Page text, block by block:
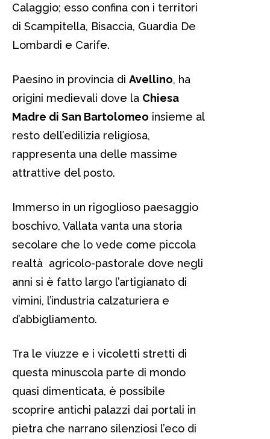
Calaggio; esso confina con i territori
di Scampitella, Bisaccia, Guardia De
Lombardi e Carife.
Paesino in provincia di Avellino, ha
origini medievali dove la Chiesa
Madre di San Bartolomeo insieme al
resto dell’edilizia religiosa,
rappresenta una delle massime
attrattive del posto.
Immerso in un rigoglioso paesaggio
boschivo, Vallata vanta una storia
secolare che lo vede come piccola
realtà agricolo-pastorale dove negli
anni si è fatto largo l’artigianato di
vimini, l’industria calzaturiera e
d’abbigliamento.
Tra le viuzze e i vicoletti stretti di
questa minuscola parte di mondo
quasi dimenticata, è possibile
scoprire antichi palazzi dai portali in
pietra che narrano silenziosi l’eco di